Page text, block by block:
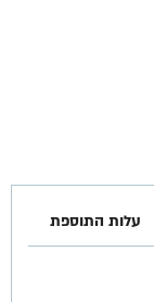
עלות התוספת